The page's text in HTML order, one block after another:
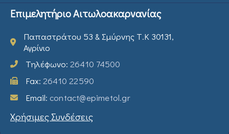
Επιμελητήριο Αιτωλοακαρνανίας
Παπαστράτου 53 & Σμύρνης Τ.Κ 30131,
Αγρίνιο
Τηλέφωνο: 26410 74500
Fax: 26410 22590
Email: contact@epimetol.gr
Χρήσιμες Συνδέσεις